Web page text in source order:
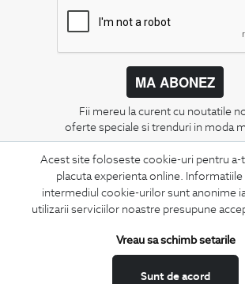
Acest site foloseste cookie-uri pentru a-
placuta experienta online. Informatiile
intermediul cookie-urilor sunt anonime
utilizarii serviciilor noastre presupune
Sunt de acord
Vreau sa schimb setarile
MA ABONEZ
Fii mereu la curent cu noutatile
oferte speciale si trenduri in moda
CONCIERGE
Termeni si conditii
Schimburi si retur
ANPC